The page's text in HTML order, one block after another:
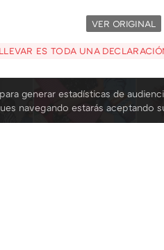
VER ORIGINAL
ES TODA UNA
generar estadísticas de
navegando estarás aceptando